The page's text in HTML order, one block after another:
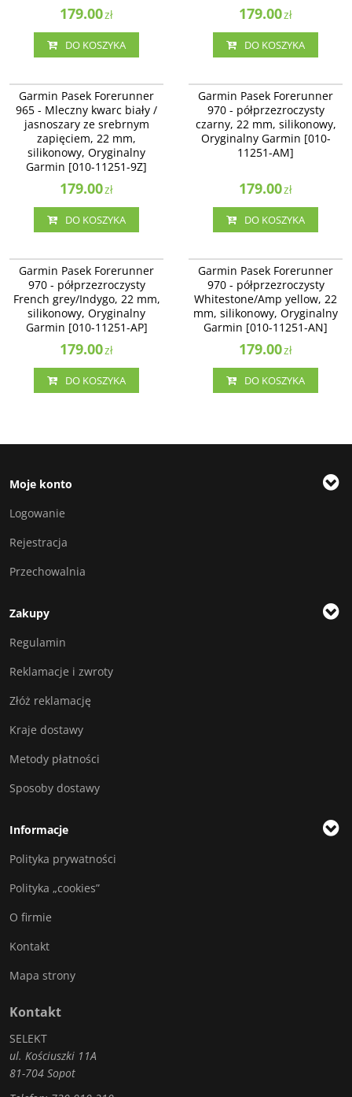
179.00zł
DO KOSZYKA
179.00zł
DO KOSZYKA
Garmin Pasek Forerunner 965 -
Mleczny kwarc biały / jasnoszary ze
srebrnym zapięciem, 22 mm,
silikonowy, Oryginalny Garmin
[010-11251-9Z]
Garmin Pasek Forerunner
965 - Mleczny kwarc biały /
jasnoszary ze srebrnym
zapięciem, 22 mm,
silikonowy, Oryginalny
Garmin [010-11251-9Z]
179.00zł
DO KOSZYKA
Garmin Pasek Forerunner 970 -
półprzezroczysty czarny, 22 mm,
silikonowy, Oryginalny Garmin
[010-11251-AM]
Garmin Pasek Forerunner
970 - półprzezroczysty
czarny, 22 mm, silikonowy,
Oryginalny Garmin [010-
11251-AM]
179.00zł
DO KOSZYKA
Garmin Pasek Forerunner 970 -
półprzezroczysty French
grey/Indygo, 22 mm, silikonowy,
Oryginalny Garmin [010-11251-AP]
Garmin Pasek Forerunner
970 - półprzezroczysty
French grey/Indygo, 22 mm,
silikonowy, Oryginalny
Garmin [010-11251-AP]
179.00zł
DO KOSZYKA
Garmin Pasek Forerunner 970 -
półprzezroczysty Whitestone/Amp
yellow, 22 mm, silikonowy,
Oryginalny Garmin [010-11251-AN]
Garmin Pasek Forerunner
970 - półprzezroczysty
Whitestone/Amp yellow, 22
mm, silikonowy, Oryginalny
Garmin [010-11251-AN]
179.00zł
DO KOSZYKA
Moje konto
Logowanie
Rejestracja
Przechowalnia
Zakupy
Regulamin
Reklamacje i zwroty
Złóż reklamację
Kraje dostawy
Metody płatności
Sposoby dostawy
Informacje
Polityka prywatności
Polityka „cookies”
O firmie
Kontakt
Mapa strony
Kontakt
SELEKT
ul. Kościuszki 11A
81-704 Sopot